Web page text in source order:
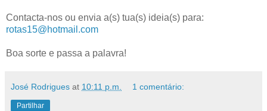
Contacta-nos ou envia a(s) tua(s) ideia(s) para:
rotas15@hotmail.com
Boa sorte e passa a palavra!
José Rodrigues at 10:11 p.m. 1 comentário:
Partilhar